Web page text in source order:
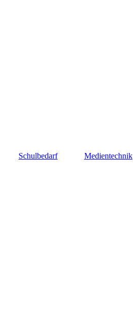
Schulbedarf Medientechnik